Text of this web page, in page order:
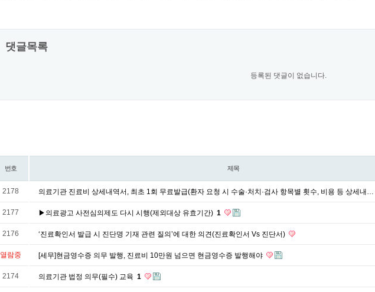
댓글목록
등록된 댓글이 없습니다.
번호 제목
2178 의료기관 진료비 상세내역서, 최초 1회 무료발급(환자 요청 시 수술·처치·검사 항목별 횟수, 비용 등 상세내…
2177 ▶의료광고 사전심의제도 다시 시행(제외대상 유효기간) 1
2176 ‘진료확인서 발급 시 진단명 기재 관련 질의’에 대한 의견(진료확인서 Vs 진단서)
열람중 [세무]현금영수증 의무 발행, 진료비 10만원 넘으면 현금영수증 발행해야
2174 의료기관 법정 의무(필수) 교육 1